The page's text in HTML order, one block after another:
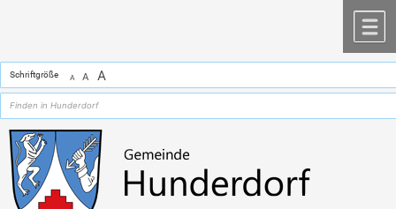
Schriftgröße A A A